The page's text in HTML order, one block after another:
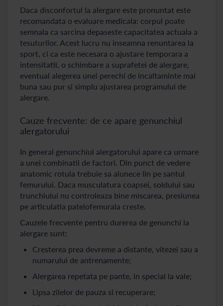
Daca disconfortul la alergare este pronuntat este
recomandata o evaluare medicala: corpul poate
semnala ca sarcina depaseste capacitatea actuala a
tesuturilor. Acest lucru nu inseamna renuntarea la
sport, ci ca este necesara o ajustare temporara a
intensitatii, o schimbare a suprafetei de alergare,
eventual alegerea unei perechi de incaltaminte mai
buna sau pur si simplu ajustarea programului de
alergare.
Cauze frecvente: de ce apare genunchiul
alergatorului
In general genunchiul alergatorului apare ca urmare
a unei combinatii de factori. Din punct de vedere
anatomic rotula trebuie sa alunece lin pe santul
femurului. Daca musculatura coapsei, soldului sau
trunchiului nu controleaza bine miscarea, presiunea
pe articulatia patelofemurala creste.
Cauzele frecvente pentru durerea de genunchi la
alergare sunt:
Cresterea prea devreme a distante, vitezei sau a
numarului de antrenamente;
Alergarea repetata pe pante, in special la vale;
Lipsa zilelor de pauza si recuperare;